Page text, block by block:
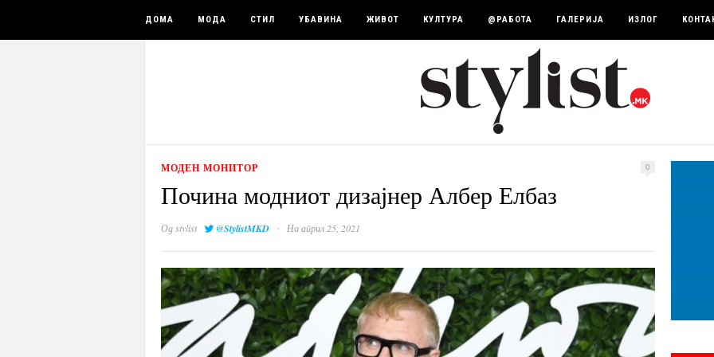
ДОМА МОДА СТИЛ УБАВИНА ЖИВОТ КУЛТУРА @РАБОТА ГАЛЕРИЈА ИЗЛОГ
МОДЕН МОНИТОР 0
Почина модниот дизајнер Албер Елбаз
Одstylist @StylistMKD · На април 25, 2021